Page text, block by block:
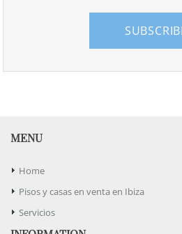
MENU
Home
Pisos y casas en venta en Ibiza
Servicios